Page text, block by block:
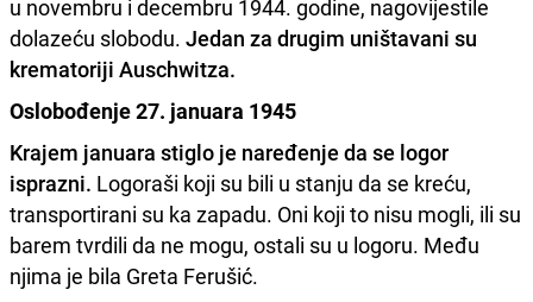
u novembru i decembru 1944. godine, nagovijestile
dolazeću slobodu. Jedan za drugim uništavani su
krematoriji Auschwitza.
Oslobođenje 27. januara 1945
Krajem januara stiglo je naređenje da se logor
isprazni. Logoraši koji su bili u stanju da se kreću,
transportirani su ka zapadu. Oni koji to nisu mogli, ili su
barem tvrdili da ne mogu, ostali su u logoru. Među
njima je bila Greta Ferušić.